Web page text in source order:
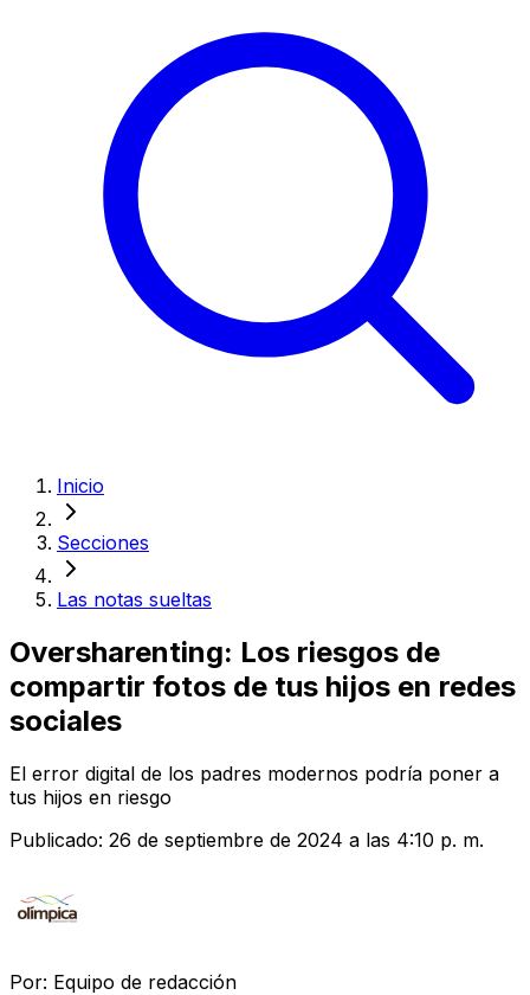
Inicio
Secciones
Las notas sueltas
Oversharenting: Los riesgos de
compartir fotos de tus hijos en redes
sociales
El error digital de los padres modernos podría poner a
tus hijos en riesgo
Publicado: 26 de septiembre de 2024 a las 4:10 p. m.
Por: Equipo de redacción